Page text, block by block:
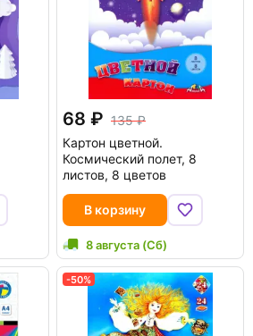
68
135
Картон цветной.
Космический полет, 8
листов, 8 цветов
В корзину
8 августа (Сб)
-50%